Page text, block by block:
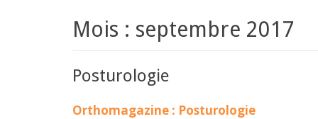
Mois : septembre 2017
Posturologie
Orthomagazine : Posturologie